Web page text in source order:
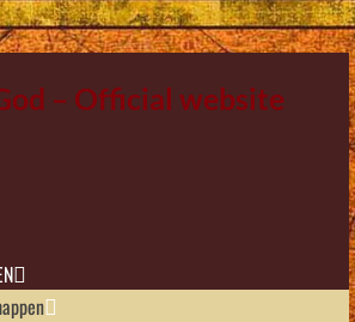
– Official website